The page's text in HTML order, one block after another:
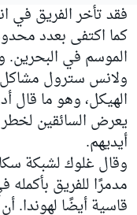
فقد تأخر الفريق في
كما اكتفى بعدد
الموسم في البحرين.
ولانس سترول مشاكل
الهيكل، وهو ما قال
يعرض السائقين
أيديهم.
وقال غلوك لشبكة
مدمرًا للفريق
قاسية أيضًا لهوندا.